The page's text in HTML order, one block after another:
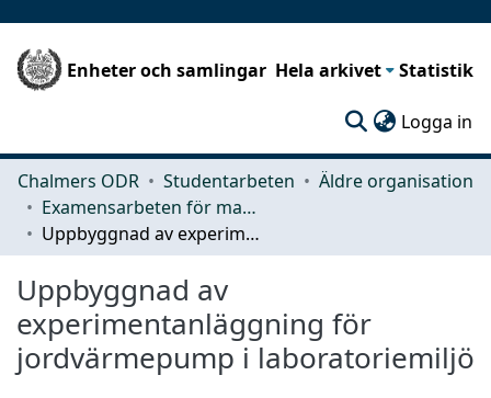
Enheter och samlingar Hela arkivet Statistik
Logga in
Chalmers ODR Studentarbeten
Äldre organisation
Examensarbeten för masterexamen
Uppbyggnad av experimentanläggning för jordvärmepump i laboratoriemiljö
Uppbyggnad av
experimentanläggning för
jordvärmepump i laboratoriemiljö